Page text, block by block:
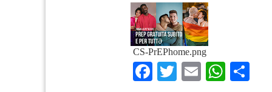
CS-PrEPhome.png
Facebook
TwitterEmail